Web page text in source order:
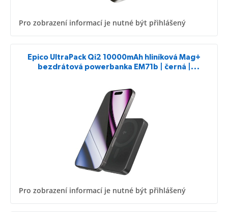
Pro zobrazení informací je nutné být přihlášený
Epico UltraPack Qi2 10000mAh hliníková Mag+
bezdrátová powerbanka EM71b | černá |
Pro zobrazení informací je nutné být přihlášený